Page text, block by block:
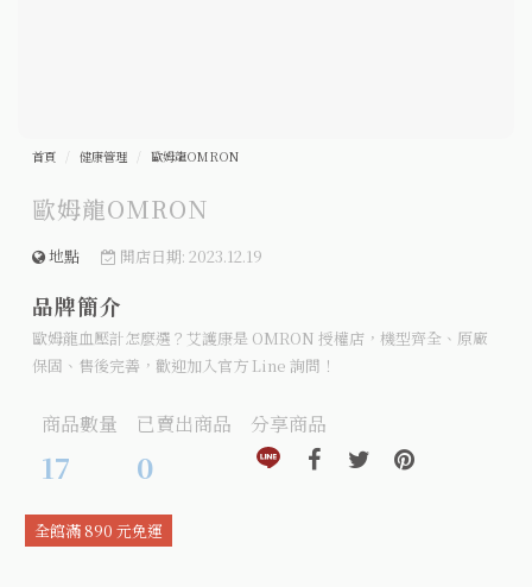
首頁 健康管理 歐姆龍OMRON
歐姆龍OMRON
地點 開店日期: 2023.12.19
品牌簡介
歐姆龍血壓計怎麼選？艾護康是 OMRON 授權店，機型齊全、原廠
保固、售後完善，歡迎加入官方 Line 詢問！
商品數量
17
已賣出商品
0
分享商品
分享到line(另開視窗)
分享到facebook(另開視窗)
分享到twitter(另開視
分享到
全館滿 890 元免運